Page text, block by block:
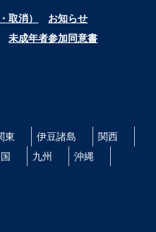
取消）
お知らせ
未成年者参加同意書
東 伊豆諸島
関西
九州 沖縄